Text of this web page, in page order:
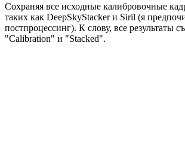
Сохраняя все исходные калибровочные
таких как DeepSkyStacker и Siril (я
постпроцессинг). К слову, все результаты
"Calibration" и "Stacked".